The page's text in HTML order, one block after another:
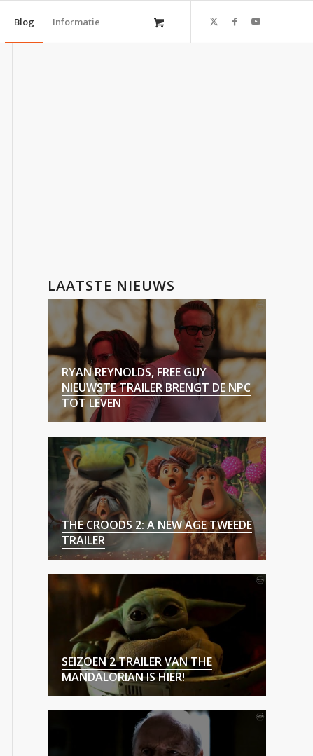
Blog Informatie
LAATSTE NIEUWS
RYAN REYNOLDS, FREE GUY
NIEUWSTE TRAILER BRENGT DE NPC
TOT LEVEN
THE CROODS 2: A NEW AGE TWEEDE
TRAILER
SEIZOEN 2 TRAILER VAN THE
MANDALORIAN IS HIER!